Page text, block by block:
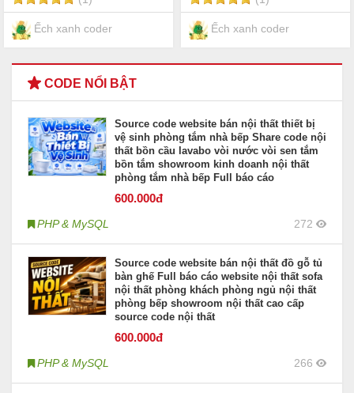
Ếch xanh coder Ếch xanh coder
CODE NỔI BẬT
Source code website bán nội thất thiết bị
vệ sinh phòng tắm nhà bếp Share code nội
thất bồn cầu lavabo vòi nước vòi sen tắm
bồn tắm showroom kinh doanh nội thất
phòng tắm nhà bếp Full báo cáo
600.000đ
PHP & MySQL 272
Source code website bán nội thất đồ gỗ tủ
bàn ghế Full báo cáo website nội thất sofa
nội thất phòng khách phòng ngủ nội thất
phòng bếp showroom nội thất cao cấp
source code nội thất
600.000đ
PHP & MySQL 266